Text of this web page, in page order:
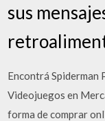
sus
Encontrá
Videojuegos en
forma de comprar